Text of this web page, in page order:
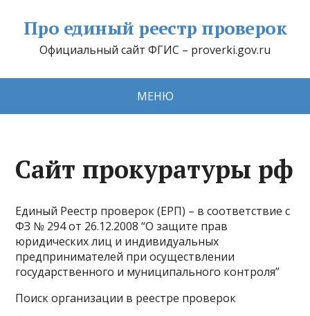
Про единый реестр проверок
Официальный сайт ФГИС – proverki.gov.ru
МЕНЮ
Сайт прокуратуры рф
Единый Реестр проверок (ЕРП) – в соответствие с
ФЗ № 294 от 26.12.2008 “О защите прав
юридических лиц и индивидуальных
предпринимателей при осуществлении
государственного и муниципального контроля”
Поиск организации в реестре проверок